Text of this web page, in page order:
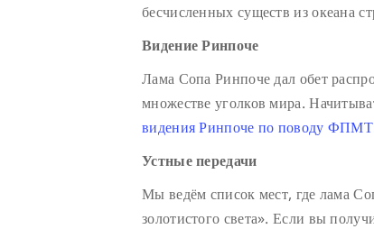
бесчисленных существ из океана
Видение Ринпоче
Лама Сопа Ринпоче дал обет
множестве уголков мира.
видения Ринпоче по поводу
Устные передачи
Мы ведём список мест, где лама
золотистого света». Если вы